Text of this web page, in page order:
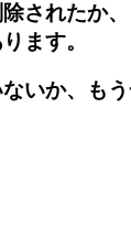
されたか
ます。
いか、も